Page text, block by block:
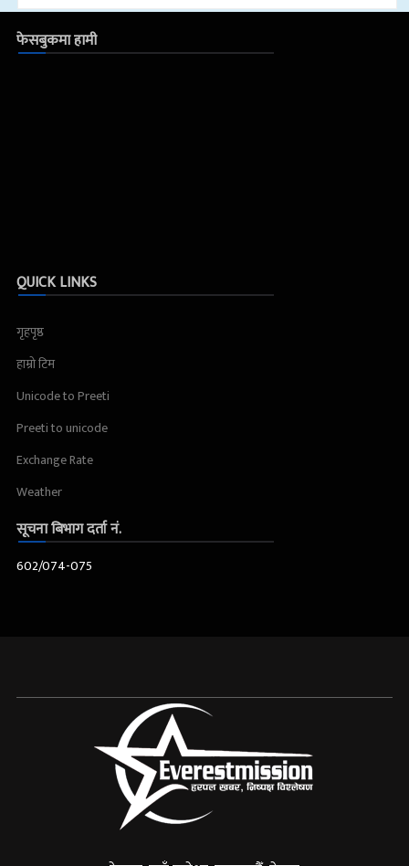
फेसबुकमा हामी
QUICK LINKS
गृहपृष्ठ
हाम्रो टिम
Unicode to Preeti
Preeti to unicode
Exchange Rate
Weather
सूचना बिभाग दर्ता नं.
602/074-075